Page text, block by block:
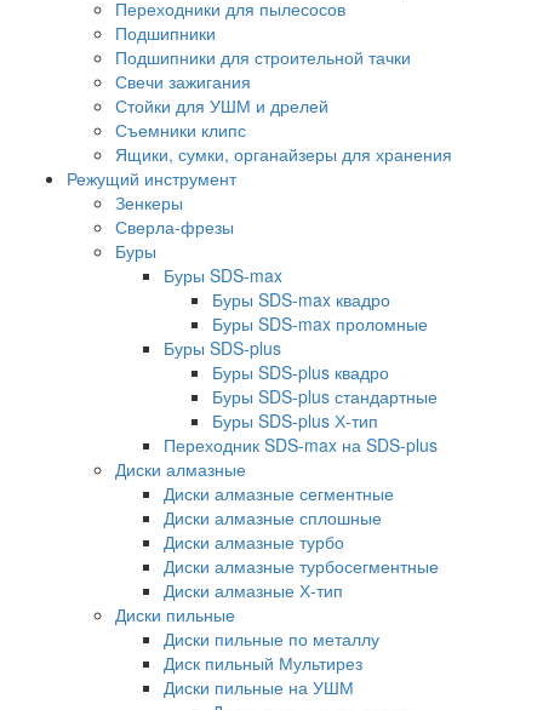
Переходники для пылесосов
Подшипники
Подшипники для строительной тачки
Свечи зажигания
Стойки для УШМ и дрелей
Съемники клипс
Ящики, сумки, органайзеры для хранения
Режущий инструмент
Зенкеры
Сверла-фрезы
Буры
Буры SDS-max
Буры SDS-max квадро
Буры SDS-max проломные
Буры SDS-plus
Буры SDS-plus квадро
Буры SDS-plus стандартные
Буры SDS-plus Х-тип
Переходник SDS-max на SDS-plus
Диски алмазные
Диски алмазные сегментные
Диски алмазные сплошные
Диски алмазные турбо
Диски алмазные турбосегментные
Диски алмазные Х-тип
Диски пильные
Диски пильные по металлу
Диск пильный Мультирез
Диски пильные на УШМ